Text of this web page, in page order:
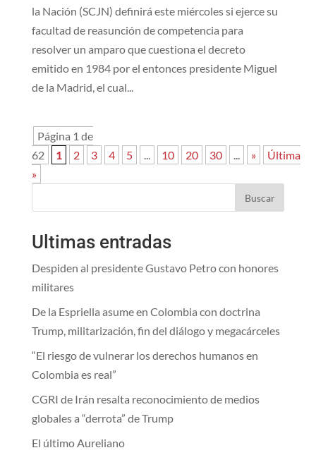
la Nación (SCJN) definirá este miércoles si ejerce su
facultad de reasunción de competencia para
resolver un amparo que cuestiona el decreto
emitido en 1984 por el entonces presidente Miguel
de la Madrid, el cual...
Página 1 de
62
1 2 3 4 5 ... 10 20 30 ... »
Última
»
Buscar
Ultimas entradas
Despiden al presidente Gustavo Petro con honores
militares
De la Espriella asume en Colombia con doctrina
Trump, militarización, fin del diálogo y megacárceles
“El riesgo de vulnerar los derechos humanos en
Colombia es real”
CGRI de Irán resalta reconocimiento de medios
globales a “derrota” de Trump
El último Aureliano